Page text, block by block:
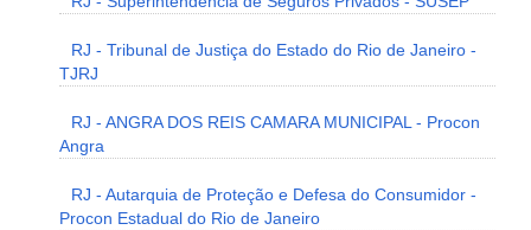
RJ - Tribunal de Justiça do Estado do Rio de Janeiro -
TJRJ
RJ - ANGRA DOS REIS CAMARA MUNICIPAL - Procon
Angra
RJ - Autarquia de Proteção e Defesa do Consumidor -
Procon Estadual do Rio de Janeiro